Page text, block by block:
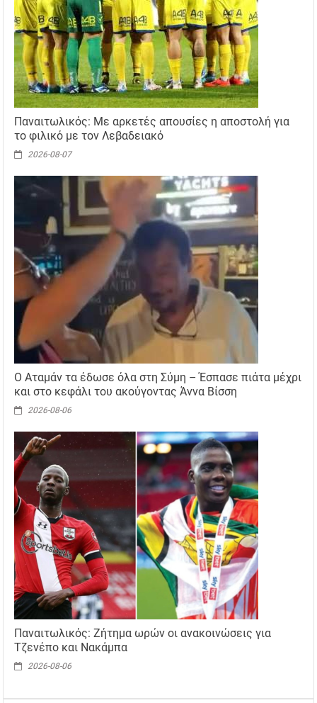
Παναιτωλικός: Με αρκετές απουσίες η αποστολή για
το φιλικό με τον Λεβαδειακό
2026-08-07
Ο Αταμάν τα έδωσε όλα στη Σύμη – Έσπασε πιάτα μέχρι
και στο κεφάλι του ακούγοντας Άννα Βίσση
2026-08-06
Παναιτωλικός: Ζήτημα ωρών οι ανακοινώσεις για
Τζενέπο και Νακάμπα
2026-08-06